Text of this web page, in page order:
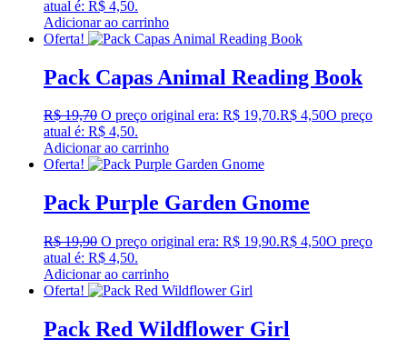
atual é: R$ 4,50.
Adicionar ao carrinho
Oferta!
Pack Capas Animal Reading Book
R$19,70 O preço original era: R$ 19,70.R$ 4,50O preço
atual é: R$ 4,50.
Adicionar ao carrinho
Oferta!
Pack Purple Garden Gnome
R$19,90 O preço original era: R$ 19,90.R$ 4,50O preço
atual é: R$ 4,50.
Adicionar ao carrinho
Oferta!
Pack Red Wildflower Girl